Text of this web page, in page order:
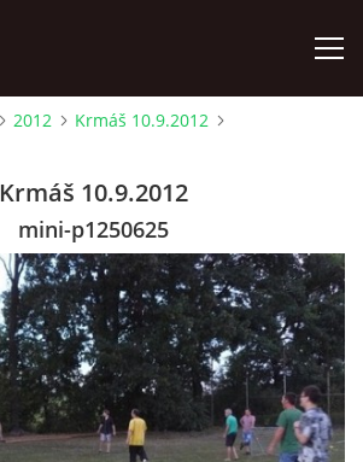
2012
Krmáš 10.9.2012
Krmáš 10.9.2012
mini-p1250625